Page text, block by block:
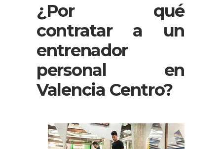
¿Por qué
contratar a un
entrenador
personal en
Valencia Centro?